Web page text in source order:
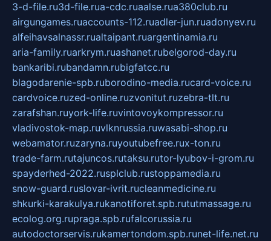
3-d-file.ru3d-file.rua-cdc.ruaalse.rua380club.ru
airgungames.ruaccounts-112.ruadler-jun.ruadonyev.ru
alfeihavsalnassr.rualtaipant.ruargentinamia.ru
aria-family.ruarkrym.ruashanet.rubelgorod-day.ru
bankaribi.rubandamn.rubigfatcc.ru
blagodarenie-spb.ruborodino-media.rucard-voice.ru
cardvoice.ruzed-online.ruzvonitut.ruzebra-tlt.ru
zarafshan.ruyork-life.ruvintovoykompressor.ru
vladivostok-map.ruvlknrussia.ruwasabi-shop.ru
webamator.ruzaryna.ruyoutubefree.rux-ton.ru
trade-farm.rutajuncos.rutaksu.rutor-lyubov-i-grom.ru
spayderhed-2022.rusplclub.rustoppamedia.ru
snow-guard.ruslovar-ivrit.rucleanmedicine.ru
shkurki-karakulya.rukanotiforet.spb.rututmassage.ru
ecolog.org.rupraga.spb.rufalcorussia.ru
autodoctorservis.rukamertondom.spb.runet-life.net.ru